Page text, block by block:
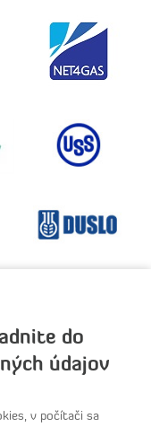
do
údajov
v počítači sa